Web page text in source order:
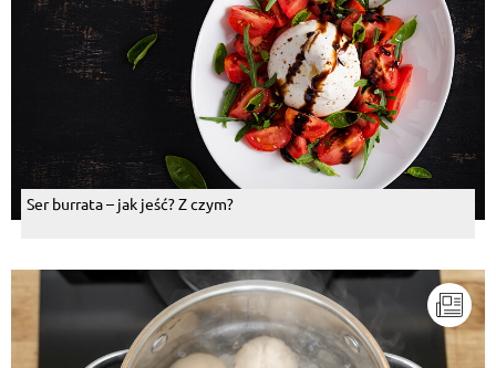
Ser burrata – jak jeść? Z czym?